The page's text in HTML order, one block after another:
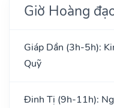
Giờ Hoàng
Giáp Dần (3h-5h):
Quỹ
Đinh Tị (9h-11h):